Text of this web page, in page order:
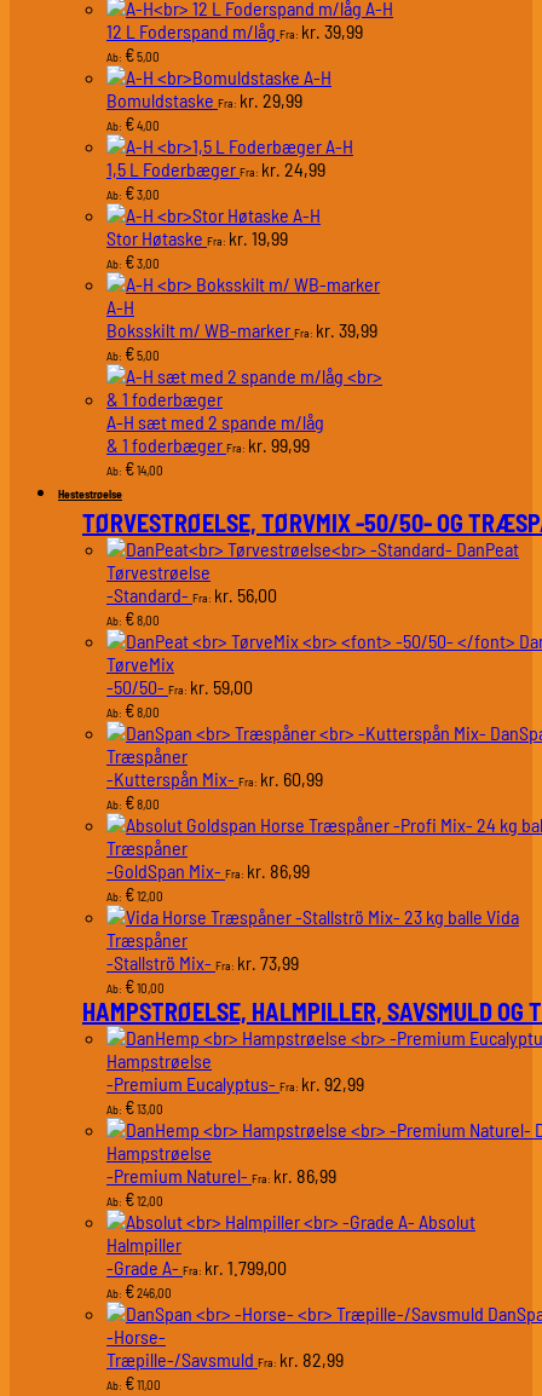
A-H
12 L Foderspand m/låg Fra: kr. 39,99
Ab: €5,00
A-H
Bomuldstaske Fra: kr. 29,99
Ab: €4,00
A-H
1,5 L Foderbæger Fra: kr. 24,99
Ab: €3,00
A-H
Stor Høtaske Fra: kr. 19,99
Ab: €3,00
A-H
Boksskilt m/ WB-marker Fra: kr. 39,99
Ab: €5,00
A-H sæt med 2 spande m/låg
& 1 foderbæger Fra: kr. 99,99
Ab: €14,00
Hestestrøelse
TØRVESTRØELSE, TØRVMIX -50/50- OG
DanPeat
Tørvestrøelse
-Standard- Fra: kr. 56,00
Ab: €8,00
TørveMix
-50/50- Fra: kr. 59,00
Ab: €8,00
Træspåner
-Kutterspån Mix- Fra: kr. 60,99
Ab: €8,00
Træspåner
-GoldSpan Mix- Fra: kr. 86,99
Ab: €12,00
Vida
Træspåner
-Stallströ Mix- Fra: kr. 73,99
Ab: €10,00
HAMPSTRØELSE, HALMPILLER, SAVSMULD OG
Hampstrøelse
-Premium Eucalyptus- Fra: kr. 92,99
Ab: €13,00
Hampstrøelse
-Premium Naturel- Fra: kr. 86,99
Ab: €12,00
Absolut
Halmpiller
-Grade A- Fra: kr. 1.799,00
Ab: €246,00
-Horse-
Træpille-/Savsmuld Fra: kr. 82,99
Ab: €11,00